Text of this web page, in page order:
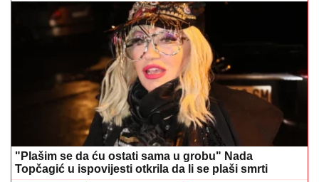
"Plašim se da ću ostati sama u grobu" Nada
Topčagić u ispovijesti otkrila da li se plaši smrti